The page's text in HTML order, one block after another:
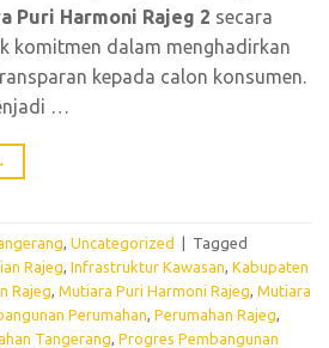
Puri Harmoni Rajeg 2 secara
komitmen dalam menghadirkan
kepada calon konsumen.
…
→
, Uncategorized
Tagged
Rajeg, Infrastruktur Kawasan, Kabupaten
Rajeg, Mutiara Puri Harmoni Rajeg, Mutiara
Perumahan, Perumahan Rajeg,
Tangerang, Progres Pembangunan